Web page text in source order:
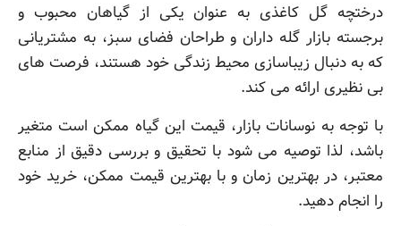
درختچه گل کاغذی به عنوان یکی از گیاهان محبوب و
برجسته بازار گله داران و طراحان فضای سبز، به مشتریانی
که به دنبال زیباسازی محیط زندگی خود هستند، فرصت های
بی نظیری ارائه می کند.
با توجه به نوسانات بازار، قیمت این گیاه ممکن است متغیر
باشد، لذا توصیه می شود با تحقیق و بررسی دقیق از منابع
معتبر، در بهترین زمان و با بهترین قیمت ممکن، خرید خود
را انجام دهید.